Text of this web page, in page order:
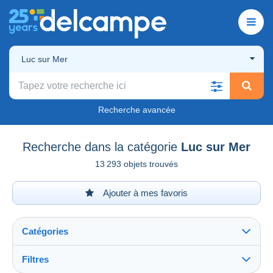
Luc sur Mer
Recherche avancée
Recherche dans la catégorie Luc sur Mer
13 293 objets trouvés
Ajouter à mes favoris
Catégories
Filtres